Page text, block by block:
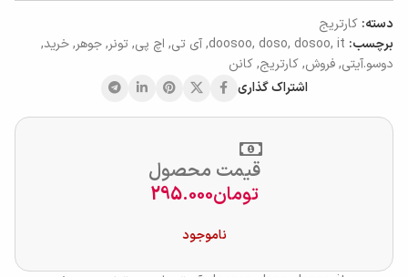
دسته: کارتریج
برچسب:
doosoo, doso, dosoo, it
,آی تی, اچ پی,تونر,جوهر,خرید,
دوسو.آیتی,فروش,کارتریج,کانن
اشتراک گذاری
قیمت محصول
تومان295.000
ناموجود